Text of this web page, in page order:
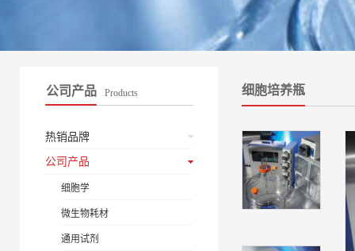
公司产品 Products
热销品牌
公司产品
细胞学
微生物耗材
通用试剂
细胞培养瓶